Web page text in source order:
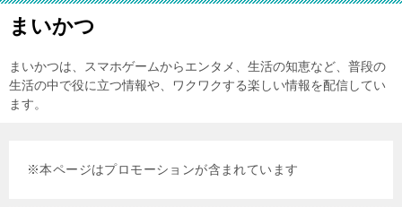
まいかつ
まいかつは、スマホゲームからエンタメ、生活の知恵など、普段の
生活の中で役に立つ情報や、ワクワクする楽しい情報を配信してい
ます。
※本ページはプロモーションが含まれています